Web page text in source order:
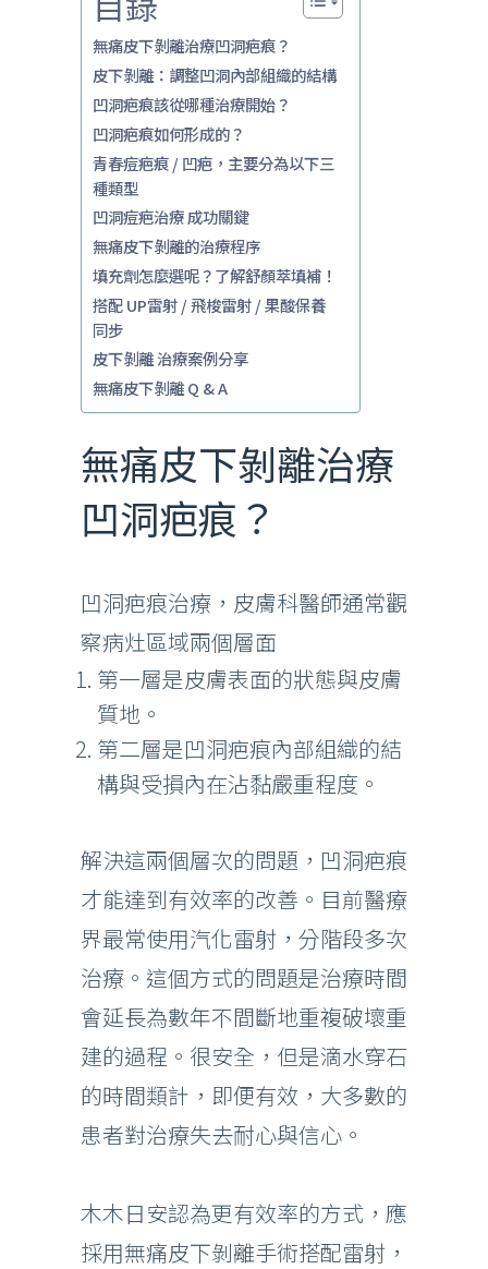
無痛皮下剝離治療凹洞疤痕？
皮下剝離：調整凹洞內部組織的結構
凹洞疤痕該從哪種治療開始？
凹洞疤痕如何形成的？
青春痘疤痕 / 凹疤，主要分為以下三
種類型
凹洞痘疤治療 成功關鍵
無痛皮下剝離的治療程序
填充劑怎麼選呢？了解舒顏萃填補！
搭配 UP雷射 / 飛梭雷射 / 果酸保養
同步
皮下剝離 治療案例分享
無痛皮下剝離 Q & A
無痛皮下剝離治療
凹洞疤痕？
凹洞疤痕治療，皮膚科醫師通常觀
察病灶區域兩個層面
第一層是皮膚表面的狀態與皮膚
質地。
第二層是凹洞疤痕內部組織的結
構與受損內在沾黏嚴重程度。
解決這兩個層次的問題，凹洞疤痕
才能達到有效率的改善。目前醫療
界最常使用汽化雷射，分階段多次
治療。這個方式的問題是治療時間
會延長為數年不間斷地重複破壞重
建的過程。很安全，但是滴水穿石
的時間類計，即便有效，大多數的
患者對治療失去耐心與信心。
木木日安認為更有效率的方式，應
採用無痛皮下剝離手術搭配雷射，